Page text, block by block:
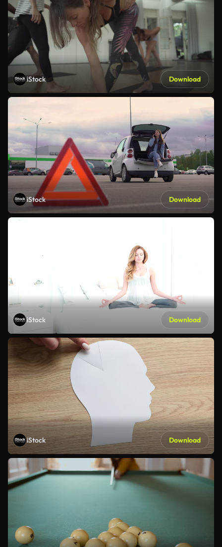
iStock Download
iStock Download
iStock Download
iStock Download